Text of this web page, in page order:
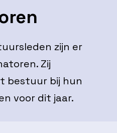
zijn er
Zij
bestuur bij hun
voor dit jaar.